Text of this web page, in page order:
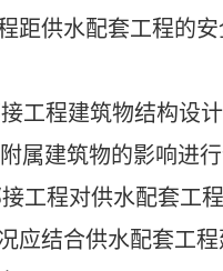
距供水配套工程的安
工程建筑物结构设
属建筑物的影响进
工程对供水配套工
应结合供水配套工